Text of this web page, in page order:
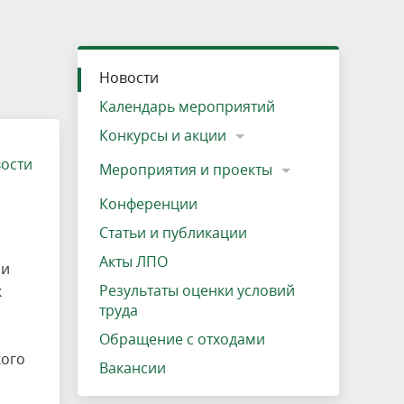
Озеро Плещеево
Вакансии
Экологические тропы и туристские
маршруты
Прокат велосипедов
Адрес, телефон, схема проезда
Результаты оценки условий труда
Интерактивная карта
Кадастр объектов животного мира, не
отнесенных к объектам охоты
Новости
Календарь мероприятий
Конкурсы и акции
Мероприятия и проекты
Конференции
Статьи и публикации
Акты ЛПО
Результаты оценки условий
труда
Обращение с отходами
Вакансии